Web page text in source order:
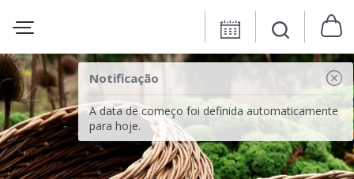
Notificação
A data de começo foi definida automaticamente
para hoje.